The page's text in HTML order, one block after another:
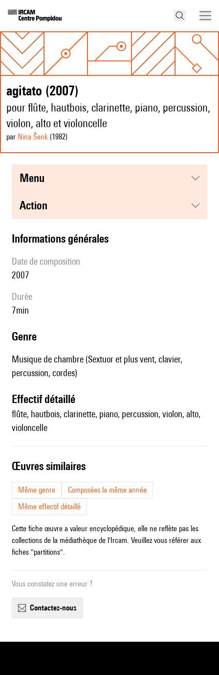
agitato (2007)
pour flûte, hautbois, clarinette, piano, percussion,
violon, alto et violoncelle
par Nina Šenk (1982)
menu
action
informations générales
date de composition
2007
durée
7min
genre
Musique de chambre (Sextuor et plus vent, clavier,
percussion, cordes)
effectif détaillé
flûte, hautbois, clarinette, piano, percussion, violon, alto,
violoncelle
œuvres similaires
Même genre
Composées la même année
Même effectif détaillé
Cette fiche œuvre a valeur encyclopédique, elle ne reflète pas les
collections de la médiathèque de l'Ircam. Veuillez vous référer aux
fiches "partitions".
Vous constatez une erreur ?
contactez-nous